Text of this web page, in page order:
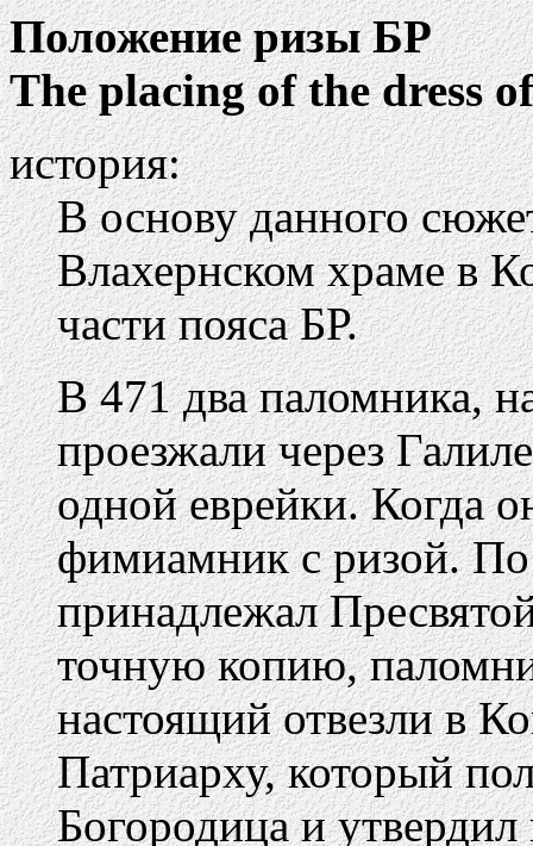
Положение ризы БР
The placing of the dress
история:
В основу данного
Влахернском храме в
части пояса БР.
В 471 два паломника,
проезжали через
одной еврейки. Когда
фимиамник с ризой. По
принадлежал
точную копию,
настоящий отвезли в
Патриарху, который
Богородица и